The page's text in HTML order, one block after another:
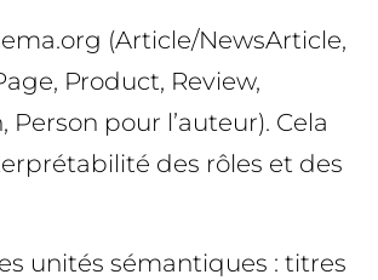
(Article/NewsArticle,
Product, Review,
Person pour l’auteur). Cela
des rôles et des
unités sémantiques : titres